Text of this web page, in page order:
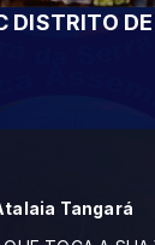
DISTRITO
Tangará